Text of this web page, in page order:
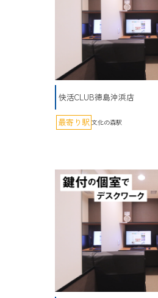
快活CLUB徳島沖浜店
最寄り駅 文化の森駅